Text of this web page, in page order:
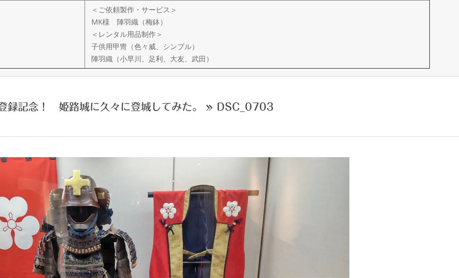
＜ご依頼製作・サービス＞
MK様 陣羽織（梅鉢）
＜レンタル用品制作＞
子供用甲冑（色々威、シンプル）
陣羽織（小早川、足利、大友、武田）
録記念！ 姫路城に久々に登城してみた。 » DSC_0703